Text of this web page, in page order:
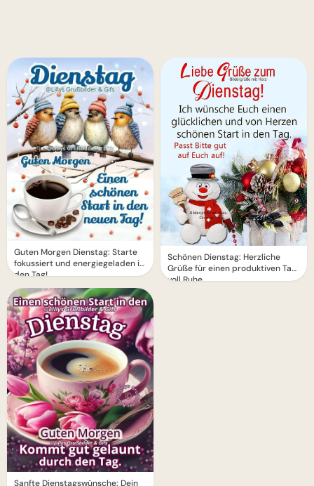
Guten Morgen Dienstag: Starte
fokussiert und energiegeladen in
den Tag!
Sanfte Dienstagswünsche: Dein
Schönen Dienstag: Herzliche
Grüße für einen produktiven Tag
voll Ruhe.